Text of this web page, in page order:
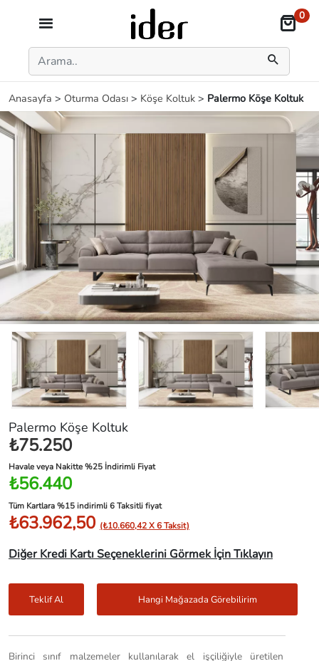
0
Anasayfa > Oturma Odası > Köşe Koltuk > Palermo Köşe Koltuk
Palermo Köşe Koltuk
₺75.250
Havale veya Nakitte %25 İndirimli Fiyat
₺56.440
Tüm Kartlara %15 indirimli 6 Taksitli fiyat
₺63.962,50 (₺10.660,42 X 6 Taksit)
Diğer Kredi Kartı Seçeneklerini Görmek İçin Tıklayın
Teklif Al Hangi Mağazada Görebilirim
Birinci sınıf malzemeler kullanılarak el işçiliğiyle üretilen